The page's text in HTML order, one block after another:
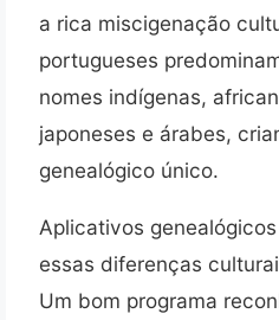
a rica miscigenação
portugueses
nomes indígenas,
japoneses e árabes,
genealógico único.
Aplicativos
essas diferenças
Um bom programa